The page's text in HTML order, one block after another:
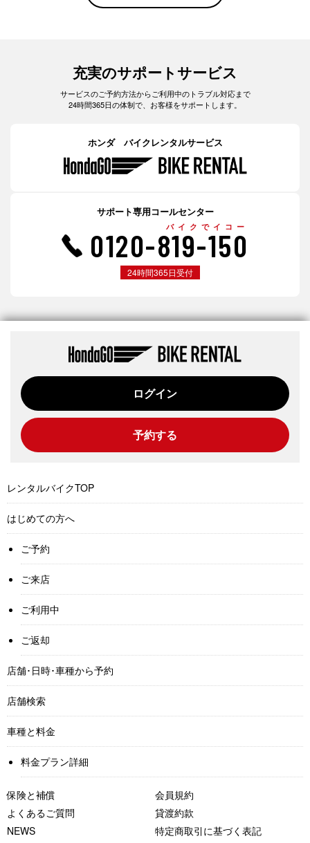
充実のサポートサービス
サービスのご予約方法からご利用中のトラブル対応まで
24時間365日の体制で、お客様をサポートします。
ホンダ バイクレンタルサービス
サポート専用コールセンター
バイクでイコー
0120-819-150
24時間365日受付
ログイン
予約する
レンタルバイクTOP
はじめての方へ
ご予約
ご来店
ご利用中
ご返却
店舗･日時･車種から予約
店舗検索
車種と料金
料金プラン詳細
保険と補償
よくあるご質問
NEWS
会員規約
貸渡約款
特定商取引に基づく表記